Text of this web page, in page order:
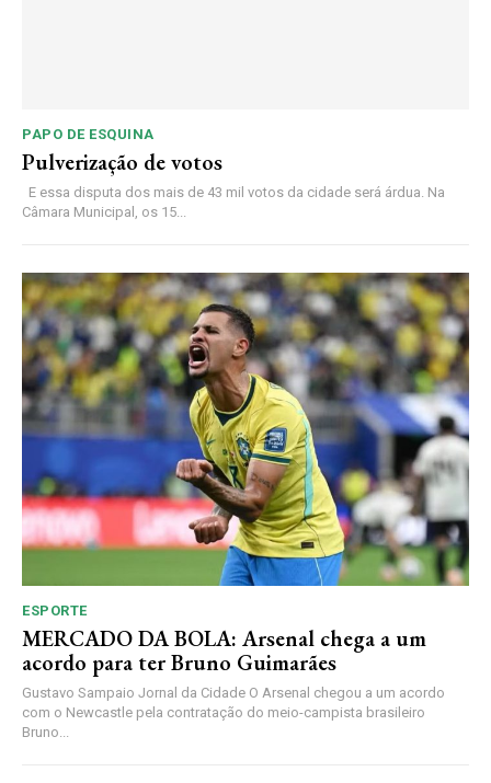
PAPO DE ESQUINA
Pulverização de votos
E essa disputa dos mais de 43 mil votos da cidade será árdua. Na
Câmara Municipal, os 15...
ESPORTE
MERCADO DA BOLA: Arsenal chega a um
acordo para ter Bruno Guimarães
Gustavo Sampaio Jornal da Cidade O Arsenal chegou a um acordo
com o Newcastle pela contratação do meio-campista brasileiro
Bruno...